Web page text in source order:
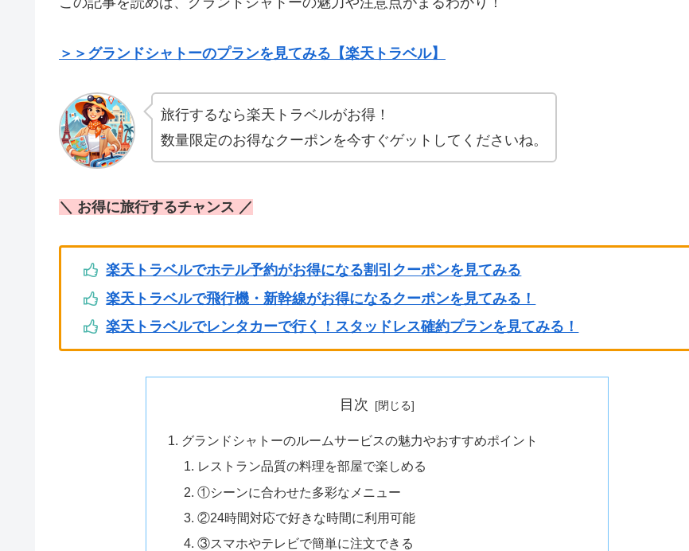
＞＞グランドシャトーのプランを見てみる【楽天トラベル】
旅行するなら楽天トラベルがお得！
数量限定のお得なクーポンを今すぐゲットしてくださいね。
＼ お得に旅行するチャンス ／
楽天トラベルでホテル予約がお得になる割引クーポンを見てみる
楽天トラベルで飛行機・新幹線がお得になるクーポンを見てみる！
楽天トラベルでレンタカーで行く！スタッドレス確約プランを見てみる！
目次
グランドシャトーのルームサービスの魅力やおすすめポイント
レストラン品質の料理を部屋で楽しめる
①シーンに合わせた多彩なメニュー
②24時間対応で好きな時間に利用可能
③スマホやテレビで簡単に注文できる